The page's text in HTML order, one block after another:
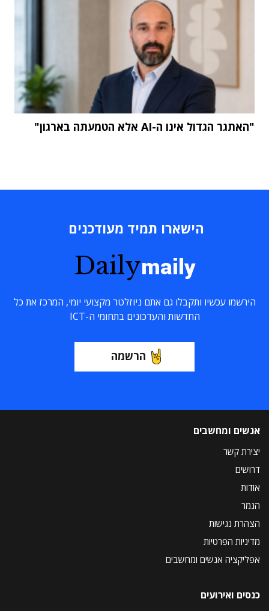
"האתגר הגדול אינו ה-AI אלא הטמעתה בארגון"
הישארו תמיד מעודכנים
Dailymaily
הירשמו עכשיו ותקבלו גם אתם ניוזלטר מקצועי יומי, המרכז את כל
החדשות והעדכונים בתחומי ה-ICT
הרשמה
אנשים ומחשבים
יצירת קשר
דרושים
אודות
הנמר
הצהרת נגישות
מדיניות הפרטיות
אפליקציה אנשים ומחשבים
כנסים ואירועים